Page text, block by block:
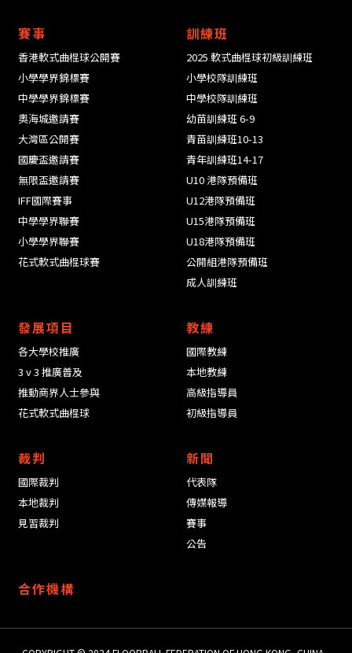
賽事
香港軟式曲棍球公開賽
小學學界錦標賽
中學學界錦標賽
奧海城邀請賽
大灣區公開賽
國慶盃邀請賽
無限盃邀請賽
IFF國際賽事
中學學界聯賽
小學學界聯賽
花式軟式曲棍球賽
訓練班
2025 軟式曲棍球初級訓練班
小學校隊訓練班
中學校隊訓練班
幼苗訓練班 6-9
青苗訓練班10-13
青年訓練班14-17
U10 港隊預備班
U12港隊預備班
U15港隊預備班
U18港隊預備班
公開組港隊預備班
成人訓練班
發展項目
各大學校推廣
3 v 3 推廣普及
推動商界人士參與
花式軟式曲棍球
教練
國際教練
本地教練
高級指導員
初級指導員
裁判
國際裁判
本地裁判
見習裁判
新聞
代表隊
傳媒報導
賽事
公告
合作機構